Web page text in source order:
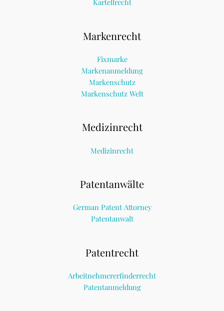
Markenrecht
Fixmarke
Markenanmeldung
Markenschutz
Markenschutz Welt
Medizinrecht
Medizinrecht
Patentanwälte
German Patent Attorney
Patentanwalt
Patentrecht
Arbeitnehmererfinderrecht
Patentanmeldung